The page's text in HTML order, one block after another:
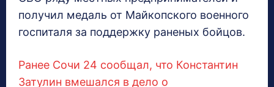
получил медаль от Майкопского военного
госпиталя за поддержку раненых бойцов.
Ранее Сочи 24 сообщал, что Константин
Затулин вмешался в дело о